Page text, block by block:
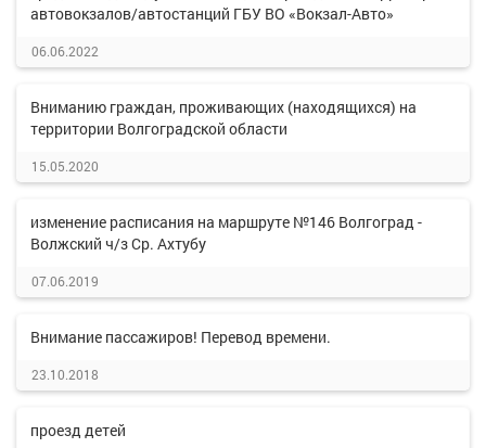
автовокзалов/автостанций ГБУ ВО «Вокзал-Авто»
06.06.2022
Вниманию граждан, проживающих (находящихся) на
территории Волгоградской области
15.05.2020
изменение расписания на маршруте №146 Волгоград -
Волжский ч/з Ср. Ахтубу
07.06.2019
Внимание пассажиров! Перевод времени.
23.10.2018
проезд детей